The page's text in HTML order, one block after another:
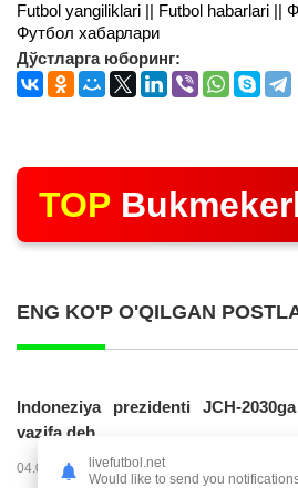
Futbol yangiliklari || Futbol habarlari ||
Футбол хабарлари
Дўстларга юборинг:
TOP
ENG KO'P O'QILGAN
Indoneziya prezidenti JCH-
vazifa deb...
04.08.2026 02:11 14316
livefutbol.net
Would like to send you